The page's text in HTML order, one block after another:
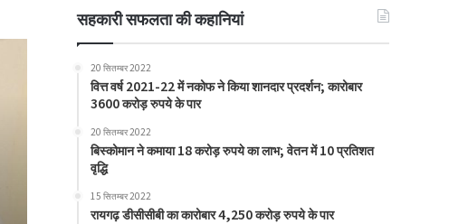
सहकारी सफलता की कहानियां
20 सितम्बर 2022
वित्त वर्ष 2021-22 में नकोफ ने किया शानदार प्रदर्शन; कारोबार
3600 करोड़ रुपये के पार
20 सितम्बर 2022
बिस्कोमान ने कमाया 18 करोड़ रुपये का लाभ; वेतन में 10 प्रतिशत
वृद्धि
15 सितम्बर 2022
रायगढ़ डीसीसीबी का कारोबार 4,250 करोड़ रुपये के पार